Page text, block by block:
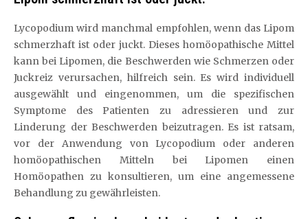
Lycopodium wird manchmal empfohlen, wenn das Lipom
schmerzhaft ist oder juckt. Dieses homöopathische Mittel
kann bei Lipomen, die Beschwerden wie Schmerzen oder
Juckreiz verursachen, hilfreich sein. Es wird individuell
ausgewählt und eingenommen, um die spezifischen
Symptome des Patienten zu adressieren und zur
Linderung der Beschwerden beizutragen. Es ist ratsam,
vor der Anwendung von Lycopodium oder anderen
homöopathischen Mitteln bei Lipomen einen
Homöopathen zu konsultieren, um eine angemessene
Behandlung zu gewährleisten.